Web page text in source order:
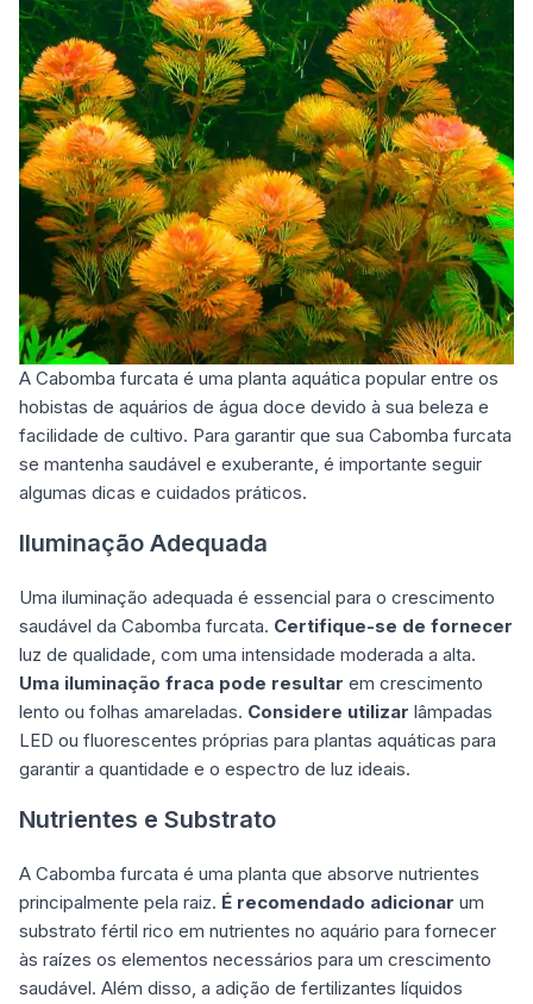
A Cabomba furcata é uma planta aquática popular entre os
hobistas de aquários de água doce devido à sua beleza e
facilidade de cultivo. Para garantir que sua Cabomba furcata
se mantenha saudável e exuberante, é importante seguir
algumas dicas e cuidados práticos.
Iluminação Adequada
Uma iluminação adequada é essencial para o crescimento
saudável da Cabomba furcata. Certifique-se de fornecer
luz de qualidade, com uma intensidade moderada a alta.
Uma iluminação fraca pode resultar em crescimento
lento ou folhas amareladas. Considere utilizar lâmpadas
LED ou fluorescentes próprias para plantas aquáticas para
garantir a quantidade e o espectro de luz ideais.
Nutrientes e Substrato
A Cabomba furcata é uma planta que absorve nutrientes
principalmente pela raiz. É recomendado adicionar um
substrato fértil rico em nutrientes no aquário para fornecer
às raízes os elementos necessários para um crescimento
saudável. Além disso, a adição de fertilizantes líquidos